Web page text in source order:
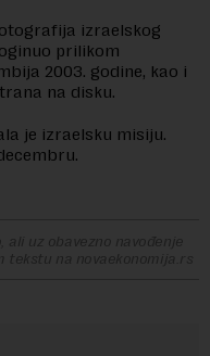
izraelskog
prilikom
2003. godine, kao i
na disku.
je izraelsku misiju.
ali uz obavezno navođenje
na novaekonomija.rs